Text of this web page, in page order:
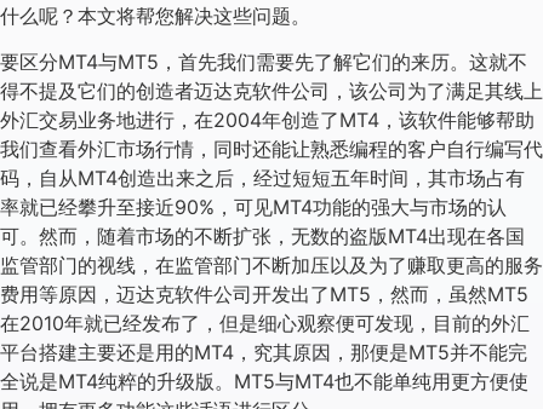
什么呢？本文将帮您解决这些问题。
要区分MT4与MT5，首先我们需要先了解它们的来历。这就不
得不提及它们的创造者迈达克软件公司，该公司为了满足其线上
外汇交易业务地进行，在2004年创造了MT4，该软件能够帮助
我们查看外汇市场行情，同时还能让熟悉编程的客户自行编写代
码，自从MT4创造出来之后，经过短短五年时间，其市场占有
率就已经攀升至接近90%，可见MT4功能的强大与市场的认
可。然而，随着市场的不断扩张，无数的盗版MT4出现在各国
监管部门的视线，在监管部门不断加压以及为了赚取更高的服务
费用等原因，迈达克软件公司开发出了MT5，然而，虽然MT5
在2010年就已经发布了，但是细心观察便可发现，目前的外汇
平台搭建主要还是用的MT4，究其原因，那便是MT5并不能完
全说是MT4纯粹的升级版。MT5与MT4也不能单纯用更方便使